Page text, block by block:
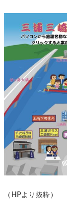
（HPより抜粋）